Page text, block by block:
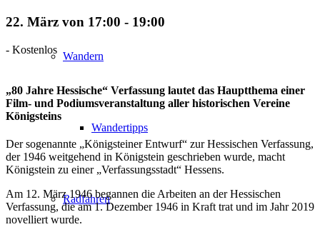
Wandern
Wandertipps
Radfahren
22. März von 17:00 - 19:00
- Kostenlos
„80 Jahre Hessische“ Verfassung lautet das Hauptthema einer
Film- und Podiumsveranstaltung aller historischen Vereine
Königsteins
Der sogenannte „Königsteiner Entwurf“ zur Hessischen Verfassung,
der 1946 weitgehend in Königstein geschrieben wurde, macht
Königstein zu einer „Verfassungsstadt“ Hessens.
Am 12. März 1946 begannen die Arbeiten an der Hessischen
Verfassung, die am 1. Dezember 1946 in Kraft trat und im Jahr 2019
novelliert wurde.